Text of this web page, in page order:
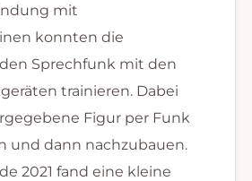
mit
konnten die
Sprechfunk mit den
trainieren. Dabei
Figur per Funk
und dann nachzubauen.
2021 fand eine kleine